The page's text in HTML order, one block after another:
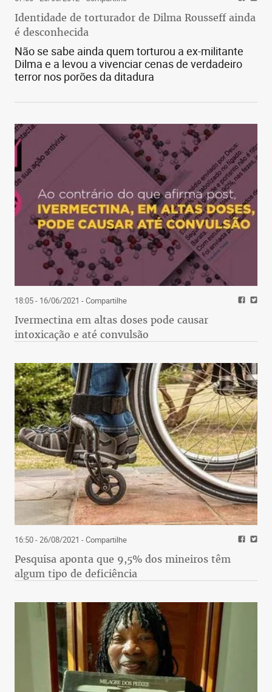
Identidade de torturador de Dilma Rousseff ainda
é desconhecida
Não se sabe ainda quem torturou a ex-militante
Dilma e a levou a vivenciar cenas de verdadeiro
terror nos porões da ditadura
18:05 - 16/06/2021 - Compartilhe
Ivermectina em altas doses pode causar
intoxicação e até convulsão
16:50 - 26/08/2021 - Compartilhe
Pesquisa aponta que 9,5% dos mineiros têm
algum tipo de deficiência